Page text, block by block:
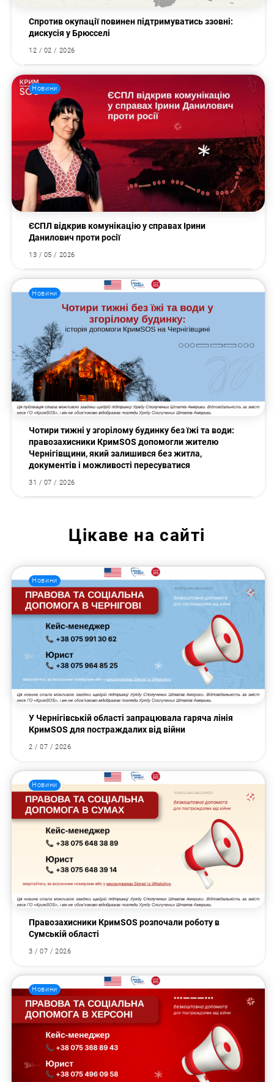
Пошук за запитом:
Спротив окупації повинен підтримуватись ззовні:
дискусія у Брюсселі
12 / 02 / 2026
Новини
ЄСПЛ відкрив комунікацію у справах Ірини
Данилович проти росії
13 / 05 / 2026
Новини
Чотири тижні у згорілому будинку без їжі та води:
правозахисники КримSOS допомогли жителю
Чернігівщини, який залишився без житла,
документів і можливості пересуватися
31 / 07 / 2026
Цікаве на сайті
Новини
У Чернігівській області запрацювала гаряча лінія
КримSOS для постраждалих від війни
2 / 07 / 2026
Новини
Правозахисники КримSOS розпочали роботу в
Сумській області
3 / 07 / 2026
Новини